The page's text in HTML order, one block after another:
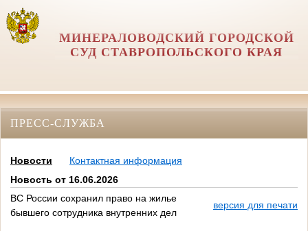
МИНЕРАЛОВОДСКИЙ ГОРОДСКОЙ
СУД СТАВРОПОЛЬСКОГО КРАЯ
ПРЕСС-СЛУЖБА
Новости
Контактная информация
Новость от 16.06.2026
ВС России сохранил право на жилье
бывшего сотрудника внутренних дел
версия для печати